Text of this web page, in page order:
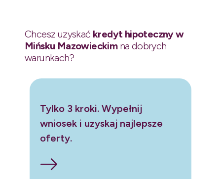
Chcesz uzyskać kredyt hipoteczny w
Mińsku Mazowieckimna dobrych
warunkach?
Tylko 3 kroki. Wypełnij
wniosek i uzyskaj najlepsze
oferty.